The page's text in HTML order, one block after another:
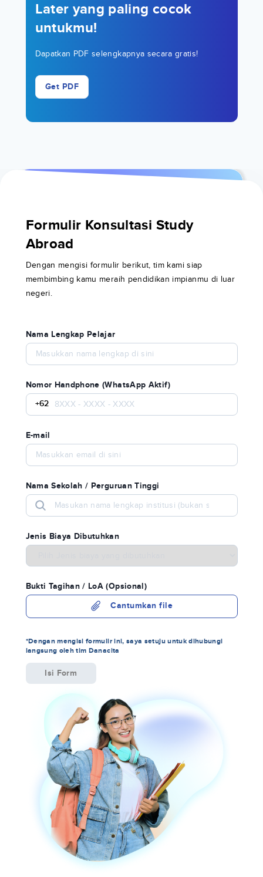
Later yang paling cocok
untukmu!
Dapatkan PDF selengkapnya secara gratis!
Get PDF
Formulir Konsultasi Study
Abroad
Dengan mengisi formulir berikut, tim kami siap
membimbing kamu meraih pendidikan impianmu di luar
negeri.
Nama Lengkap Pelajar
Nomor Handphone (WhatsApp Aktif)
+62
E-mail
Nama Sekolah / Perguruan Tinggi
Jenis Biaya Dibutuhkan
Bukti Tagihan / LoA (Opsional)
Cantumkan file
*Dengan mengisi formulir ini, saya setuju untuk dihubungi
langsung oleh tim Danacita
Isi Form